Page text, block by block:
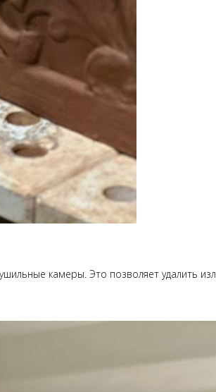
камеры. Это позволяет удалить